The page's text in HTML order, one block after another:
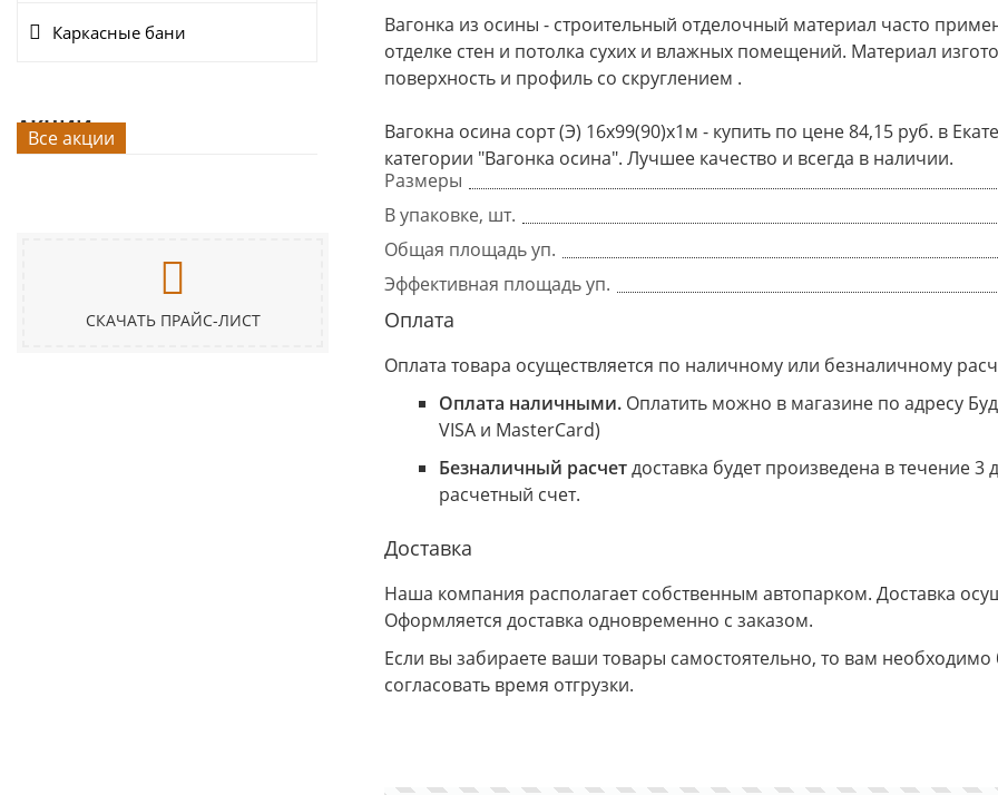
Каркасные бани
АКЦИИ
Все акции
СКАЧАТЬ ПРАЙС-ЛИСТ
Вагонка из осины - строительный отделочный материал часто
отделке стен и потолка сухих и влажных помещений. Материал
поверхность и профиль со скруглением .
Вагокна осина сорт (Э) 16х99(90)х1м - купить по цене 84,15 руб. в
категории "Вагонка осина". Лучшее качество и всегда в наличии.
Размеры
В упаковке, шт.
Общая площадь уп.
Эффективная площадь уп.
Оплата
Оплата товара осуществляется по наличному или безналичному
Оплата наличными. Оплатить можно в магазине по адресу
VISA и MasterCard)
Безналичный расчетдоставка будет произведена в течение
расчетный счет.
Доставка
Наша компания располагает собственным автопарком. Доставка
Оформляется доставка одновременно с заказом.
Если вы забираете ваши товары самостоятельно, то вам
согласовать время отгрузки.